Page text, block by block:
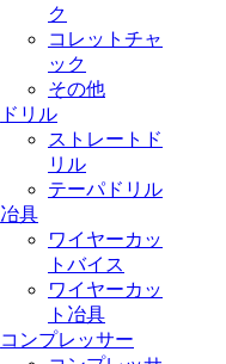
ク
コレットチャ
ック
その他
ドリル
ストレートド
リル
テーパドリル
冶具
ワイヤーカッ
トバイス
ワイヤーカッ
ト冶具
コンプレッサー